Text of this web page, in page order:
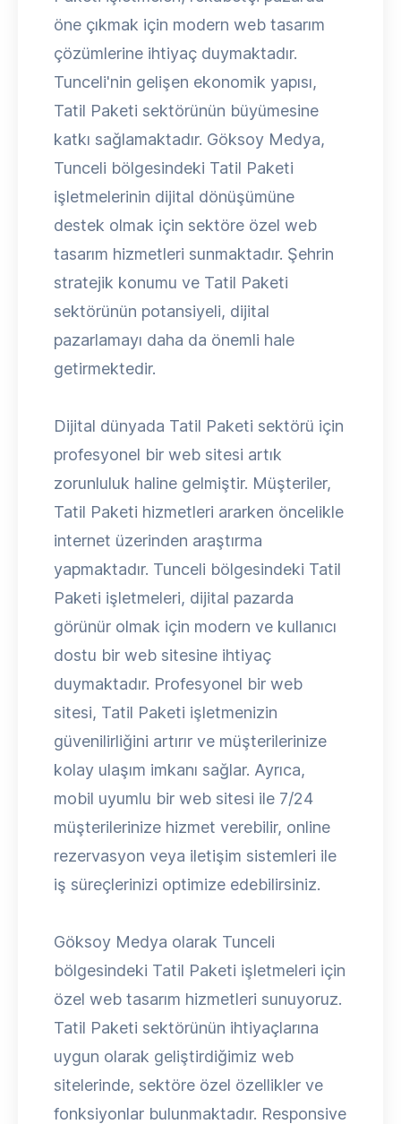
öne çıkmak için modern web tasarım
çözümlerine ihtiyaç duymaktadır.
Tunceli'nin gelişen ekonomik yapısı,
Tatil Paketi sektörünün büyümesine
katkı sağlamaktadır. Göksoy Medya,
Tunceli bölgesindeki Tatil Paketi
işletmelerinin dijital dönüşümüne
destek olmak için sektöre özel web
tasarım hizmetleri sunmaktadır. Şehrin
stratejik konumu ve Tatil Paketi
sektörünün potansiyeli, dijital
pazarlamayı daha da önemli hale
getirmektedir.
Dijital dünyada Tatil Paketi sektörü için
profesyonel bir web sitesi artık
zorunluluk haline gelmiştir. Müşteriler,
Tatil Paketi hizmetleri ararken öncelikle
internet üzerinden araştırma
yapmaktadır. Tunceli bölgesindeki Tatil
Paketi işletmeleri, dijital pazarda
görünür olmak için modern ve kullanıcı
dostu bir web sitesine ihtiyaç
duymaktadır. Profesyonel bir web
sitesi, Tatil Paketi işletmenizin
güvenilirliğini artırır ve müşterilerinize
kolay ulaşım imkanı sağlar. Ayrıca,
mobil uyumlu bir web sitesi ile 7/24
müşterilerinize hizmet verebilir, online
rezervasyon veya iletişim sistemleri ile
iş süreçlerinizi optimize edebilirsiniz.
Göksoy Medya olarak Tunceli
bölgesindeki Tatil Paketi işletmeleri için
özel web tasarım hizmetleri sunuyoruz.
Tatil Paketi sektörünün ihtiyaçlarına
uygun olarak geliştirdiğimiz web
sitelerinde, sektöre özel özellikler ve
fonksiyonlar bulunmaktadır. Responsive